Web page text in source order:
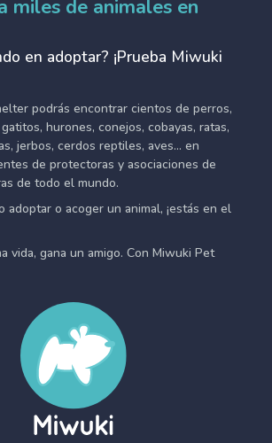
miles de animales en
en adoptar? ¡Prueba Miwuki
podrás encontrar cientos de perros,
hurones, conejos, cobayas, ratas,
jerbos, cerdos reptiles, aves... en
de protectoras y asociaciones de
de todo el mundo.
adoptar o acoger un animal, ¡estás en el
vida, gana un amigo. Con Miwuki Pet